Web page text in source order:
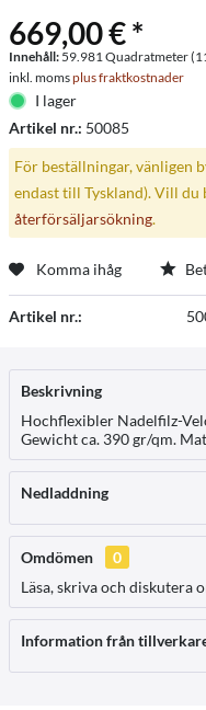
669,00 € *
Innehåll: 59.981 Quadratmeter
inkl. momsplus fraktkostnader
I lager
Artikel nr.: 50085
För beställningar, vänligen
endast till Tyskland). Vill du
återförsäljarsökning.
Komma ihåg
Artikel nr.:
Beskrivning
Hochflexibler Nadelfilz-
Gewicht ca. 390 gr/qm.
Nedladdning
Omdömen
0
Läsa, skriva och diskutera
Information från